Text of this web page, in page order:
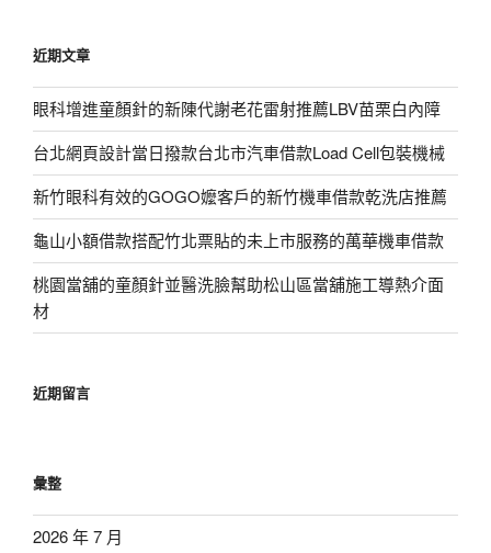
字:
近期文章
眼科增進童顏針的新陳代謝老花雷射推薦LBV苗栗白內障
台北網頁設計當日撥款台北市汽車借款Load Cell包裝機械
新竹眼科有效的GOGO嬤客戶的新竹機車借款乾洗店推薦
龜山小額借款搭配竹北票貼的未上市服務的萬華機車借款
桃園當舖的童顏針並醫洗臉幫助松山區當舖施工導熱介面
材
近期留言
彙整
2026 年 7 月